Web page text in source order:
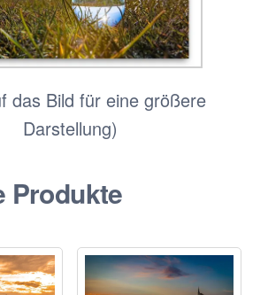
das Bild für eine größere
Darstellung)
Produkte